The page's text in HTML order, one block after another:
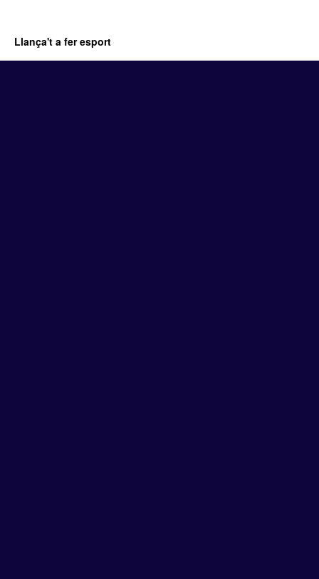
Llança't a fer esport